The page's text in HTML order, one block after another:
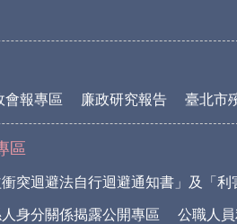
會報專區 廉政研究報告 臺北市
區
衝突迴避法自行迴避通知書」及「
身分關係揭露公開專區 公職人